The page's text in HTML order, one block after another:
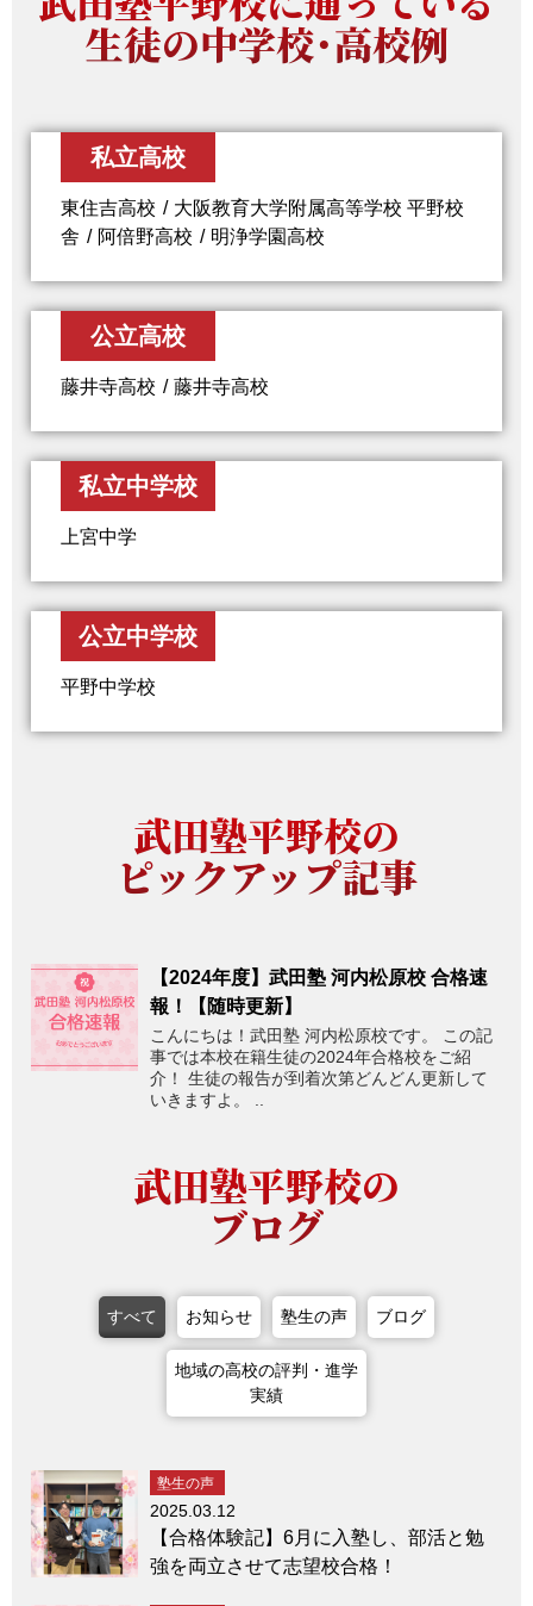
生徒の中学校・高校例
私立高校
東住吉高校
大阪教育大学附属高等学校 平野校
舎
阿倍野高校 明浄学園高校
公立高校
藤井寺高校 藤井寺高校
私立中学校
上宮中学
公立中学校
平野中学校
武田塾平野校の
ピックアップ記事
【2024年度】武田塾 河内松原校 合格速
報！【随時更新】
こんにちは！武田塾 河内松原校です。 この記
事では本校在籍生徒の2024年合格校をご紹
介！ 生徒の報告が到着次第どんどん更新して
いきますよ。 ..
武田塾平野校の
ブログ
すべて お知らせ 塾生の声 ブログ
地域の高校の評判・進学
実績
塾生の声
2025.03.12
【合格体験記】6月に入塾し、部活と勉
強を両立させて志望校合格！